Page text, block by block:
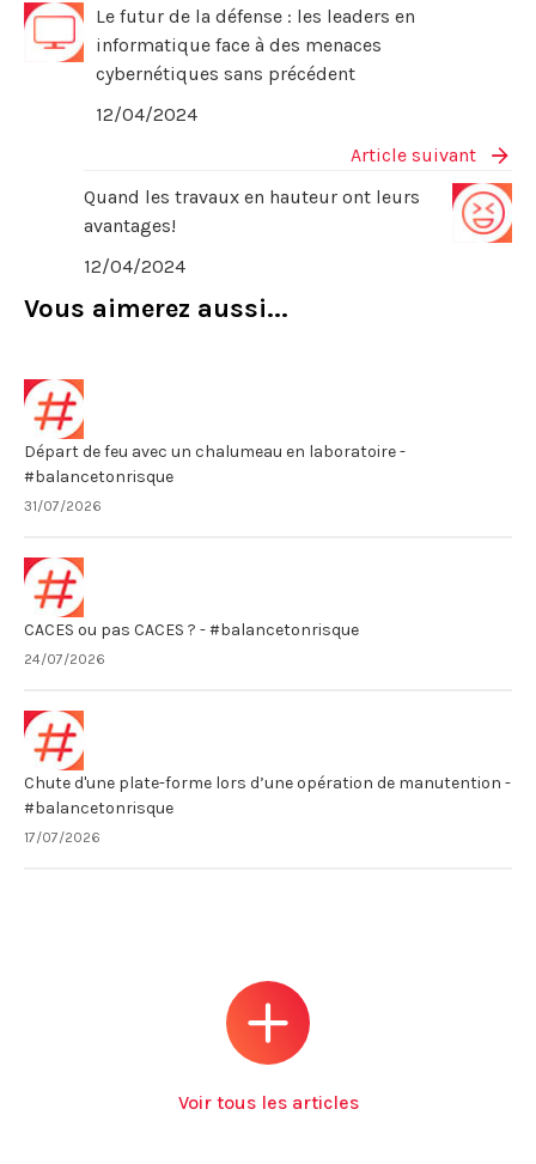
Le futur de la défense : les leaders en
informatique face à des menaces
cybernétiques sans précédent
12/04/2024
Article suivant
Quand les travaux en hauteur ont leurs
avantages!
12/04/2024
Vous aimerez aussi...
Départ de feu avec un chalumeau en laboratoire -
#balancetonrisque
31/07/2026
CACES ou pas CACES ? - #balancetonrisque
24/07/2026
Chute d'une plate-forme lors d’une opération de manutention -
#balancetonrisque
17/07/2026
Voir tous les articles